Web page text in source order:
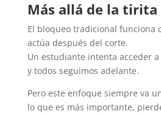
Más allá de la
El bloqueo tradicional funciona
actúa después del corte.
Un estudiante intenta acceder
y todos seguimos adelante.
Pero este enfoque siempre va
lo que es más importante,